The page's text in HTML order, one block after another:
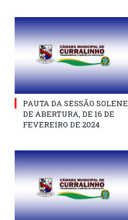
PAUTA DA SESSÃO SOLENE
DE ABERTURA, DE 16 DE
FEVEREIRO DE 2024